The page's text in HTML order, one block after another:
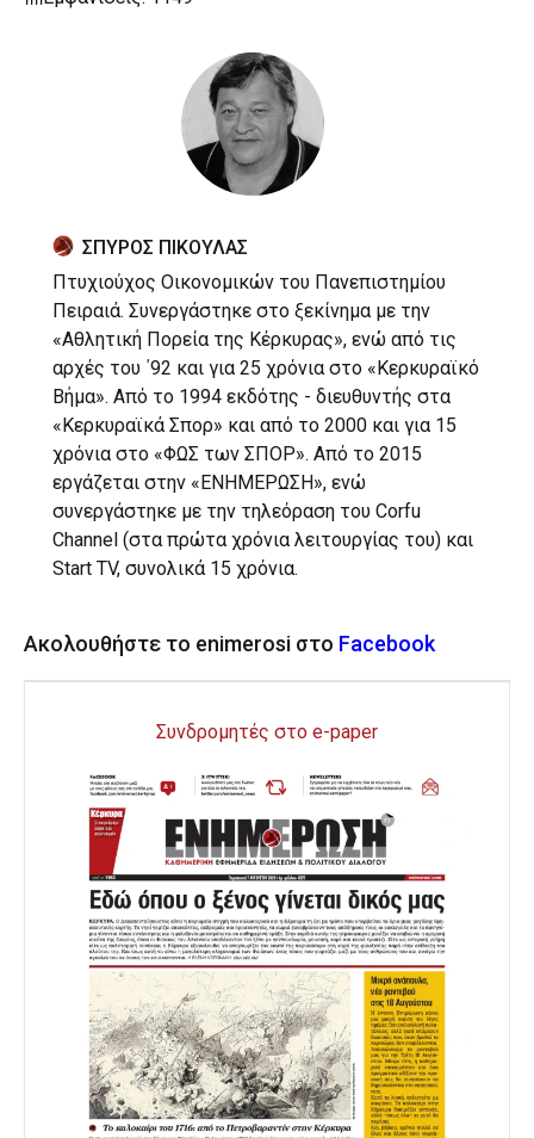
ΣΠΥΡΟΣ ΠΙΚΟΥΛΑΣ
Πτυχιούχος Οικονομικών του Πανεπιστημίου
Πειραιά. Συνεργάστηκε στο ξεκίνημα με την
«Αθλητική Πορεία της Κέρκυρας», ενώ από τις
αρχές του ΄92 και για 25 χρόνια στο «Κερκυραϊκό
Βήμα». Από το 1994 εκδότης - διευθυντής στα
«Κερκυραϊκά Σπορ» και από το 2000 και για 15
χρόνια στο «ΦΩΣ των ΣΠΟΡ». Από το 2015
εργάζεται στην «ΕΝΗΜΕΡΩΣΗ», ενώ
συνεργάστηκε με την τηλεόραση του Corfu
Channel (στα πρώτα χρόνια λειτουργίας του) και
Start TV, συνολικά 15 χρόνια.
Ακολουθήστε το enimerosi στο Facebook
Συνδρομητές στο e-paper